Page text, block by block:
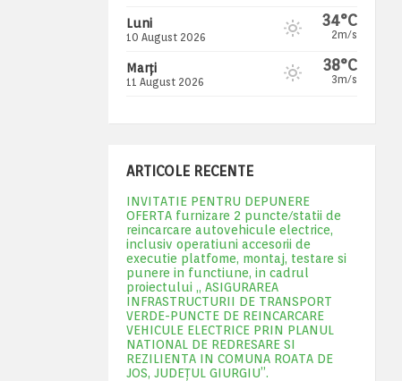
Luni
10 August 2026
34°C
2m/s
Marți
11 August 2026
38°C
3m/s
ARTICOLE RECENTE
INVITATIE PENTRU DEPUNERE
OFERTA furnizare 2 puncte/statii de
reincarcare autovehicule electrice,
inclusiv operatiuni accesorii de
executie platfome, montaj, testare si
punere in functiune, in cadrul
proiectului „ ASIGURAREA
INFRASTRUCTURII DE TRANSPORT
VERDE-PUNCTE DE REINCARCARE
VEHICULE ELECTRICE PRIN PLANUL
NATIONAL DE REDRESARE SI
REZILIENTA IN COMUNA ROATA DE
JOS, JUDEŢUL GIURGIU”.